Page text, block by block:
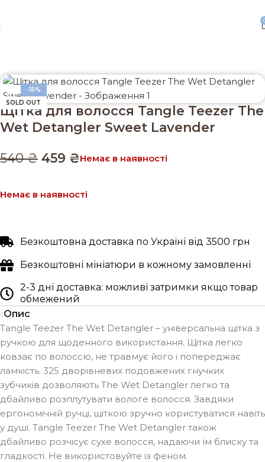
-15%
SOLD OUT
Щітка для волосся Tangle Teezer The
Wet Detangler Sweet Lavender
540₴ 459 ₴Немає в наявності
Немає в наявності
Безкоштовна доставка по Україні від 3500 грн
Безкоштовні мініатюри в кожному замовленні
2-3 дні доставка: можливі затримки якщо товар
обмежений
Опис
Tangle Teezer The Wet Detangler – універсальна щітка з
ручкою для щоденного використання. Щітка легко
ковзає по волоссю, не травмує його і попереджає
ламкість. 325 дворівневих подовжених гнучких
зубчиків дозволяють The Wet Detangler легко та
дбайливо розплутувати вологе волосся. Завдяки
ергономічній ручці, щіткою зручно користуватися навіть
у душі. Tangle Teezer The Wet Detangler також
дбайливо розчісує сухе волосся, надаючи їм блиску та
гладкості. Не використовуйте із феном.